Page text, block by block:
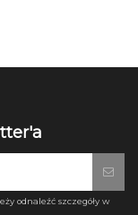
odnaleźć szczegóły w